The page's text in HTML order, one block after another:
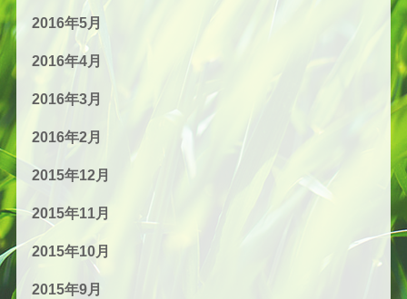
2016年5月
2016年4月
2016年3月
2016年2月
2015年12月
2015年11月
2015年10月
2015年9月